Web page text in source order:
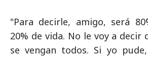
"Para decirle, amigo, será
20% de vida. No le voy a decir
se vengan todos. Si yo